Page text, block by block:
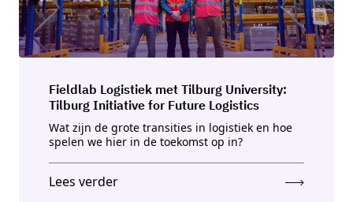
Fieldlab Logistiek met Tilburg University:
Tilburg Initiative for Future Logistics
Wat zijn de grote transities in logistiek en hoe
spelen we hier in de toekomst op in?
Lees verder